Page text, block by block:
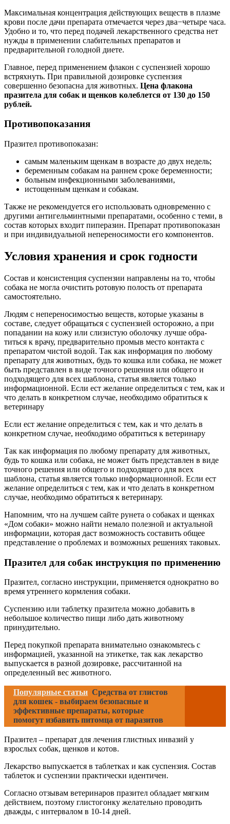
Максимальная концентрация действующих веществ в плазме
крови после дачи препарата отмечается через два−четыре часа.
Удобно и то, что перед подачей лекарственного средства нет
нужды в применении слабительных препаратов и
предварительной голодной диете.
Главное, перед применением флакон с суспензией хорошо
встряхнуть. При правильной дозировке суспензия
совершенно безопасна для животных. Цена флакона
празитела для собак и щенков колеблется от 130 до 150
рублей.
Противопоказания
Празител противопоказан:
самым маленьким щенкам в возрасте до двух недель;
беременным собакам на раннем сроке беременности;
больным инфекционными заболеваниями,
истощенным щенкам и собакам.
Также не рекомендуется его использовать одновременно с
другими антигельминтными препаратами, особенно с теми, в
состав которых входит пиперазин. Препарат противопоказан
и при индивидуальной непереносимости его компонентов.
Условия хранения и срок годности
Состав и консистенция суспензии направлены на то, чтобы
собака не могла очистить ротовую полость от препарата
самостоятельно.
Людям с непереносимостью веществ, которые указаны в
составе, следует обращаться с суспензией осторожно, а при
попадании на кожу или слизистую оболочку лучше обра-
титься к врачу, предварительно промыв место контакта с
препаратом чистой водой. Так как информация по любому
препарату для животных, будь то кошка или собака, не может
быть представлен в виде точного решения или общего и
подходящего для всех шаблона, статья является только
информационной. Если ест желание определиться с тем, как и
что делать в конкретном случае, необходимо обратиться к
ветеринару
Если ест желание определиться с тем, как и что делать в
конкретном случае, необходимо обратиться к ветеринару
Так как информация по любому препарату для животных,
будь то кошка или собака, не может быть представлен в виде
точного решения или общего и подходящего для всех
шаблона, статья является только информационной. Если ест
желание определиться с тем, как и что делать в конкретном
случае, необходимо обратиться к ветеринару.
Напомним, что на лучшем сайте рунета о собаках и щенках
«Дом собаки» можно найти немало полезной и актуальной
информации, которая даст возможность составить общее
представление о проблемах и возможных решениях таковых.
Празител для собак инструкция по применению
Празител, согласно инструкции, применяется однократно во
время утреннего кормления собаки.
Суспензию или таблетку празитела можно добавить в
небольшое количество пищи либо дать животному
принудительно.
Перед покупкой препарата внимательно ознакомьтесь с
информацией, указанной на этикетке, так как лекарство
выпускается в разной дозировке, рассчитанной на
определенный вес животного.
Популярные статьи Средства от глистов
для кошек - выбираем безопасные и
эффективные препараты, которые
помогут избавить питомца от паразитов
Празител – препарат для лечения глистных инвазий у
взрослых собак, щенков и котов.
Лекарство выпускается в таблетках и как суспензия. Состав
таблеток и суспензии практически идентичен.
Согласно отзывам ветеринаров празител обладает мягким
действием, поэтому глистогонку желательно проводить
дважды, с интервалом в 10-14 дней.